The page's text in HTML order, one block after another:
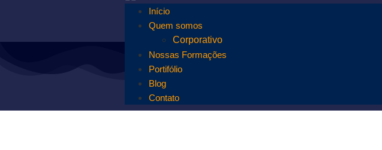
Início
Quem somos
Corporativo
Nossas Formações
Portifólio
Blog
Contato